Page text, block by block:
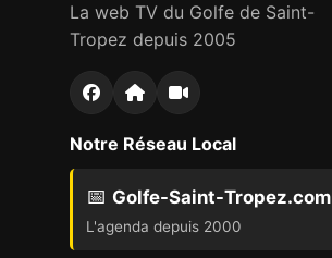
La web TV du Golfe de Saint-
Tropez depuis 2005
Notre Réseau Local
📅 Golfe-Saint-Tropez.com
L'agenda depuis 2000